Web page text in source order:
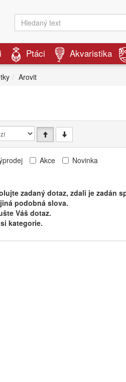
Ptáci Akvaristika
Arovit
Akce
Novinka
zadaný dotaz, zdali je zadán
podobná slova.
Váš dotaz.
kategorie.